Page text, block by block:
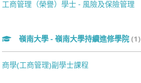
工商管理（榮譽）學士 - 風險及保險管理
嶺南大學 - 嶺南大學持續進修學院 (1)
商學(工商管理)副學士課程